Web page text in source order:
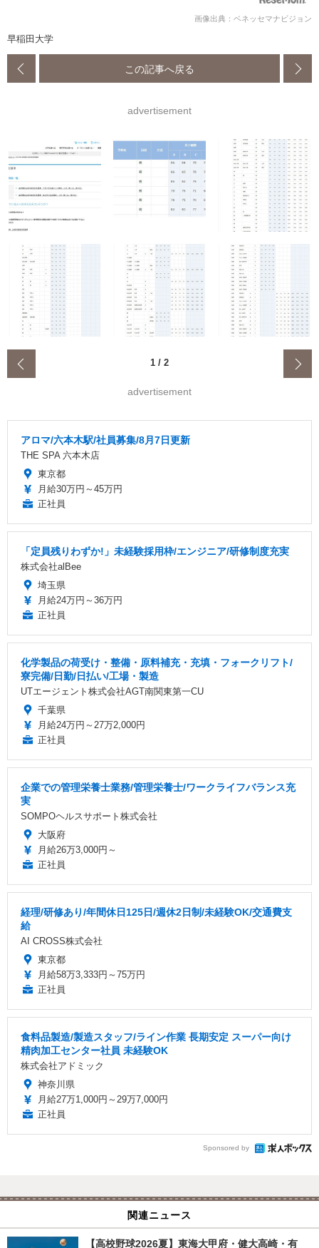
画像出典：ベネッセマナビジョン
早稲田大学
この記事へ戻る
advertisement
1 / 2
advertisement
アロマ/六本木駅/社員募集/8月7日更新
THE SPA 六本木店
東京都
月給30万円～45万円
正社員
「定員残りわずか!」未経験採用枠/エンジニア/研修制度充実
株式会社alBee
埼玉県
月給24万円～36万円
正社員
化学製品の荷受け・整備・原料補充・充填・フォークリフト/
寮完備/日勤/日払い/工場・製造
UTエージェント株式会社AGT南関東第一CU
千葉県
月給24万円～27万2,000円
正社員
企業での管理栄養士業務/管理栄養士/ワークライフバランス充
実
SOMPOヘルスサポート株式会社
大阪府
月給26万3,000円～
正社員
経理/研修あり/年間休日125日/週休2日制/未経験OK/交通費支
給
AI CROSS株式会社
東京都
月給58万3,333円～75万円
正社員
食料品製造/製造スタッフ/ライン作業 長期安定 スーパー向け
精肉加工センター社員 未経験OK
株式会社アドミック
神奈川県
月給27万1,000円～29万7,000円
正社員
Sponsored by
関連ニュース
【高校野球2026夏】東海大甲府・健大高崎・有